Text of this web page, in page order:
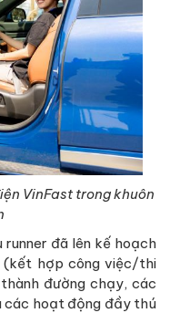
VinFast trong khuôn
runner đã lên kế hoạch
(kết hợp công việc/thi
đường chạy, các
các hoạt động đầy thú